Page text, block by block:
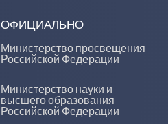
ОФИЦИАЛЬНО
Министерство просвещения
Российской Федерации
Министерство науки и
высшего образования
Российской Федерации